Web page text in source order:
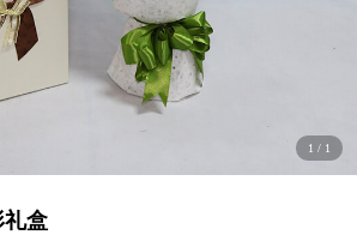
1 / 1
礼盒